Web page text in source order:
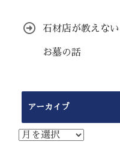
石材店が教えな
お墓の話
アーカイブ
ア
ー